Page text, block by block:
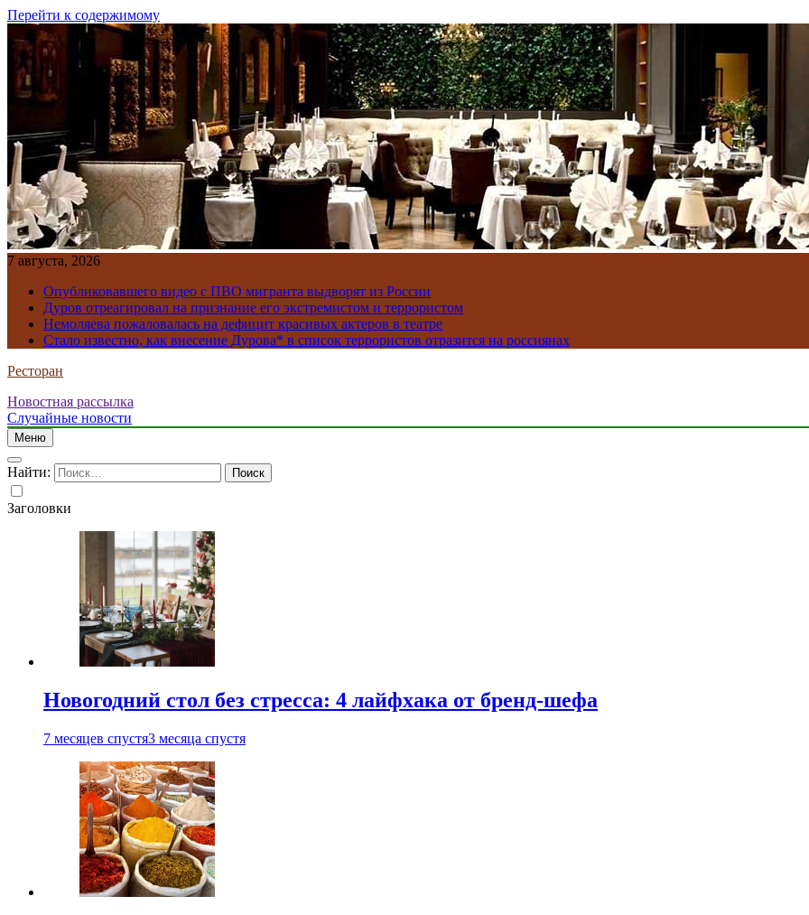
Перейти к содержимому
7 августа, 2026
Опубликовавшего видео с ПВО мигранта выдворят из России
Дуров отреагировал на признание его экстремистом и террористом
Немоляева пожаловалась на дефицит красивых актеров в театре
Стало известно, как внесение Дурова* в список террористов отразится на россиянах
Ресторан
Новостная рассылка
Случайные новости
Меню
Найти:
Заголовки
Новогодний стол без стресса: 4 лайфхака от бренд-шефа
7 месяцев спустя3 месяца спустя